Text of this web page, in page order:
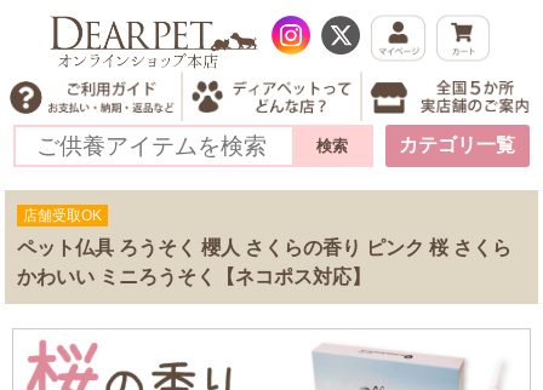
カテゴリ一覧
店舗受取OK
ペット仏具 ろうそく 櫻人 さくらの香り ピンク 桜 さくら
かわいい ミニろうそく【ネコポス対応】